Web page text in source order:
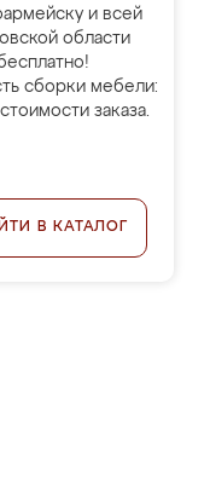
и всей
области
сборки мебели:
заказа.
В КАТАЛОГ